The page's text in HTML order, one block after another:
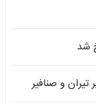
شد
و صنافیر